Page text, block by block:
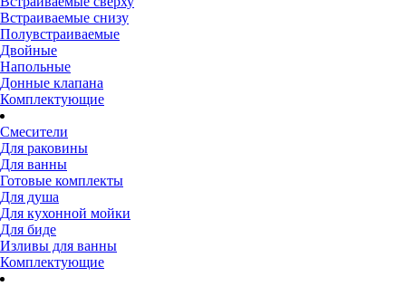
Встраиваемые снизу
Полувстраиваемые
Двойные
Напольные
Донные клапана
Комплектующие
Смесители
Для раковины
Для ванны
Готовые комплекты
Для душа
Для кухонной мойки
Для биде
Изливы для ванны
Комплектующие